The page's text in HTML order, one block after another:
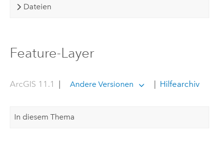
Dateien
Feature-Layer
ArcGIS 11.1 | Andere Versionen | Hilfearchiv
In diesem Thema